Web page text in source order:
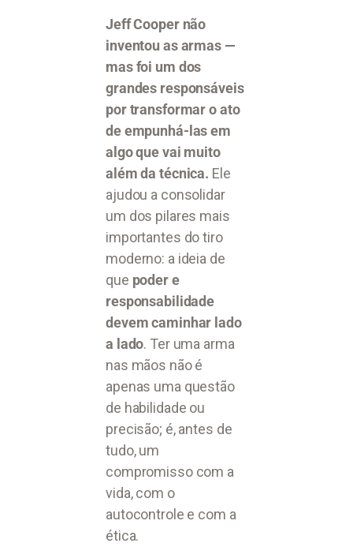
Jeff Cooper não
inventou as armas —
mas foi um dos
grandes responsáveis
por transformar o ato
de empunhá-las em
algo que vai muito
além da técnica. Ele
ajudou a consolidar
um dos pilares mais
importantes do tiro
moderno: a ideia de
que poder e
responsabilidade
devem caminhar lado
a lado. Ter uma arma
nas mãos não é
apenas uma questão
de habilidade ou
precisão; é, antes de
tudo, um
compromisso com a
vida, com o
autocontrole e com a
ética.